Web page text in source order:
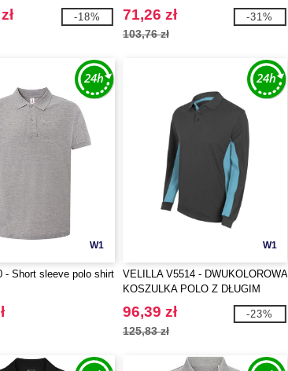
-18% 71,26 zł
103,76 zł
-31%
W1
- Short sleeve polo shirt
W1
VELILLA V5514 - DWUKOLOROWA
KOSZULKA POLO Z DŁUGIM
RĘKAWEM
96,39 zł
125,83 zł
-23%